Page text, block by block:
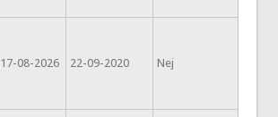
17-08-2026 22-09-2020 Nej